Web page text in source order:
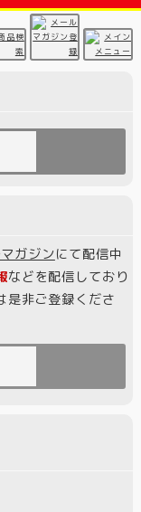
ガジンにて配信中
などを配信しており
是非ご登録くださ